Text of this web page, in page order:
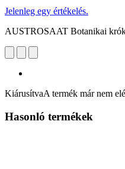
Jelenleg egy értékelés.
AUSTROSAAT Botanikai
KiárusítvaA termék már nem
Hasonló termékek